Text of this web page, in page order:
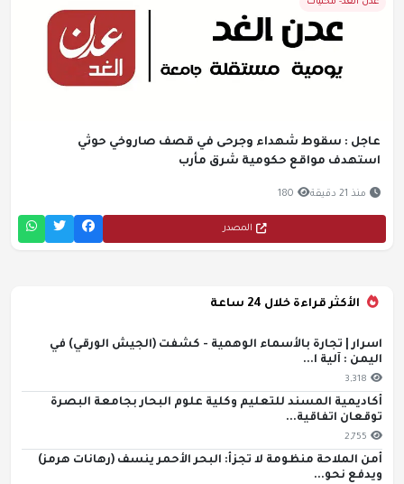
عدن الغد- محليات
عاجل : سقوط شهداء وجرحى في قصف صاروخي حوثي
استهدف مواقع حكومية شرق مأرب
منذ 21 دقيقة 180
المصدر
الأكثر قراءة خلال 24 ساعة
اسرار | تجارة بالأسماء الوهمية - كشفت (الجيش الورقي) في
اليمن : آلية ا...
3,318
أكاديمية المسند للتعليم وكلية علوم البحار بجامعة البصرة
توقعان اتفاقية...
2,755
أمن الملاحة منظومة لا تجزأ: البحر الأحمر ينسف (رهانات هرمز)
ويدفع نحو...